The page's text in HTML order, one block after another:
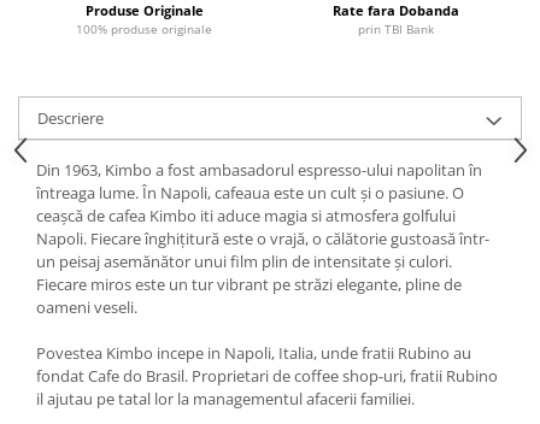
Produse Originale
100% produse originale
Rate fara Dobanda
prin TBI Bank
Descriere
Din 1963, Kimbo a fost ambasadorul espresso-ului napolitan în
întreaga lume. În Napoli, cafeaua este un cult și o pasiune. O
ceașcă de cafea Kimbo iti aduce magia si atmosfera golfului
Napoli. Fiecare înghițitură este o vrajă, o călătorie gustoasă într-
un peisaj asemănător unui film plin de intensitate și culori.
Fiecare miros este un tur vibrant pe străzi elegante, pline de
oameni veseli.
Povestea Kimbo incepe in Napoli, Italia, unde fratii Rubino au
fondat Cafe do Brasil. Proprietari de coffee shop-uri, fratii Rubino
il ajutau pe tatal lor la managementul afacerii familiei.